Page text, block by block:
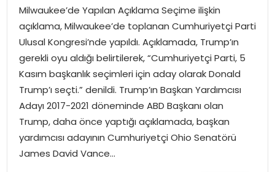
SPOR
TEKNOLOJI
EĞITIM
GENEL
Milwaukee’de Yapılan Açıklama Seçime ilişkin
açıklama, Milwaukee’de toplanan Cumhuriyetçi Parti
Ulusal Kongresi’nde yapıldı. Açıklamada, Trump’ın
gerekli oyu aldığı belirtilerek, “Cumhuriyetçi Parti, 5
Kasım başkanlık seçimleri için aday olarak Donald
Trump’ı seçti.” denildi. Trump’ın Başkan Yardımcısı
Adayı 2017-2021 döneminde ABD Başkanı olan
Trump, daha önce yaptığı açıklamada, başkan
yardımcısı adayının Cumhuriyetçi Ohio Senatörü
James David Vance…